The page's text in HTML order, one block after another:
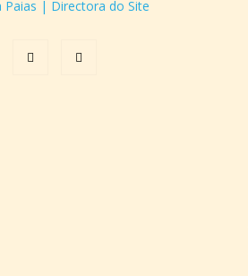
Paias | Directora do Site